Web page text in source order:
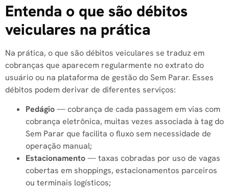
Entenda o que são débitos
veiculares na prática
Na prática, o que são débitos veiculares se traduz em
cobranças que aparecem regularmente no extrato do
usuário ou na plataforma de gestão do Sem Parar. Esses
débitos podem derivar de diferentes serviços:
Pedágio— cobrança de cada passagem em vias com
cobrança eletrônica, muitas vezes associada à tag do
Sem Parar que facilita o fluxo sem necessidade de
operação manual;
Estacionamento— taxas cobradas por uso de vagas
cobertas em shoppings, estacionamentos parceiros
ou terminais logísticos;